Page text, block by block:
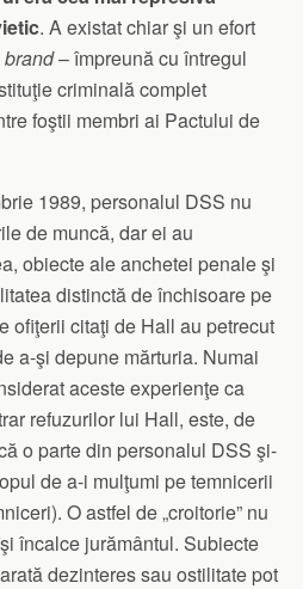
. A existat chiar şi un efort
brand– împreună cu întregul
criminală complet
foştii membri ai Pactului de
1989, personalul DSS nu
de muncă, dar ei au
obiecte ale anchetei penale şi
distinctă de închisoare pe
ofiţerii citaţi de Hall au petrecut
a-şi depune mărturia. Numai
aceste experienţe ca
refuzurilor lui Hall, este, de
o parte din personalul DSS şi-
de a-i mulţumi pe temnicerii
O astfel de „croitorie” nu
încalce jurământul. Subiecte
dezinteres sau ostilitate pot